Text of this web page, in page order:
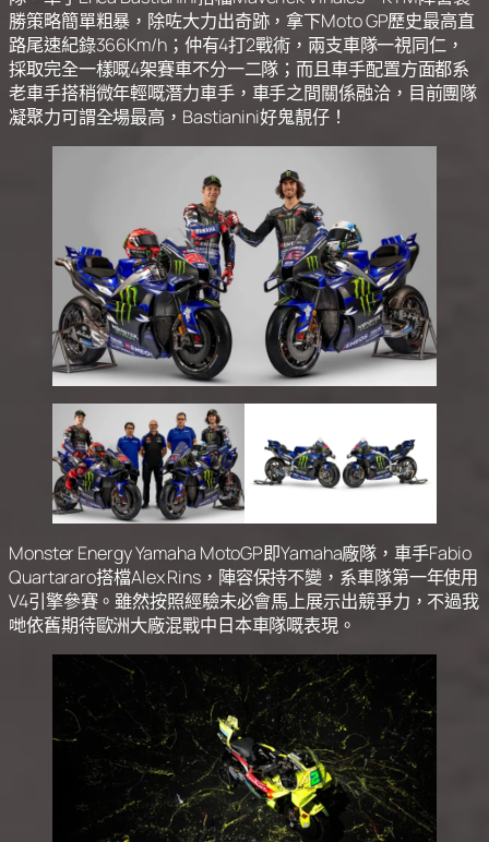
勝策略簡單粗暴，除咗大力出奇跡，拿下Moto GP歷史最高直
路尾速紀錄366Km/h；仲有4打2戰術，兩支車隊一視同仁，
採取完全一樣嘅4架賽車不分一二隊；而且車手配置方面都系
老車手搭稍微年輕嘅潛力車手，車手之間關係融洽，目前團隊
凝聚力可謂全場最高，Bastianini好鬼靚仔！
Monster Energy Yamaha MotoGP‌即Yamaha廠隊，車手Fabio
Quartararo搭檔Alex Rins，陣容保持不變，系車隊第一年使用
V4引擎參賽。雖然按照經驗未必會馬上展示出競爭力，不過我
哋依舊期待歐洲大廠混戰中日本車隊嘅表現。